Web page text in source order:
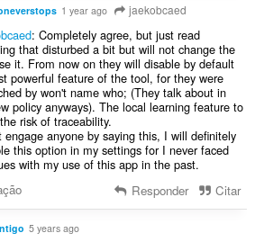
1 year ago jaekobcaed
: Completely agree, but just read
that disturbed a bit but will not change the
it. From now on they will disable by default
powerful feature of the tool, for they were
by won't name who; (They talk about in
policy anyways). The local learning feature to
risk of traceability.
engage anyone by saying this, I will definitely
this option in my settings for I never faced
with my use of this app in the past.
Responder Citar
5 years ago